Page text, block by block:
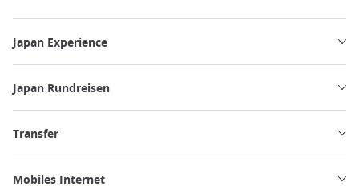
Japan Experience
Japan Rundreisen
Transfer
Mobiles Internet